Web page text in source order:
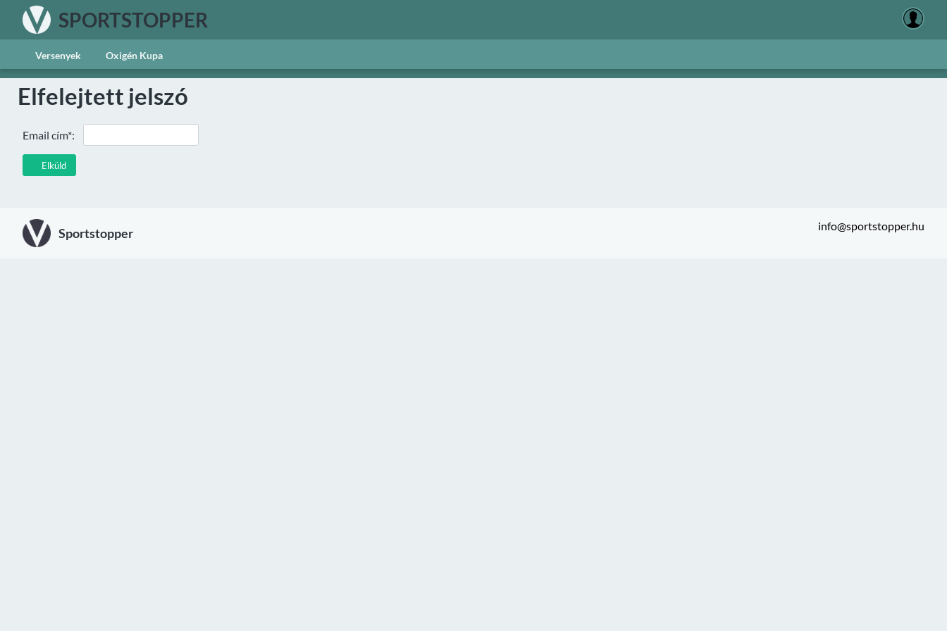
SPORTSTOPPER
Versenyek Oxigén Kupa
Elfelejtett jelszó
Elküld
Email cím*:
Sportstopper info@sportstopper.hu